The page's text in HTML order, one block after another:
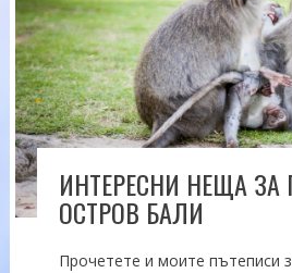
ИНТЕРЕСНИ НЕЩА ЗА
ОСТРОВ БАЛИ
Прочетете и моите пътеписи